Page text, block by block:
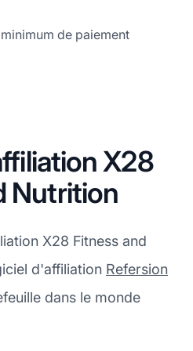
de paiement
X28
Nutrition
X28 Fitness and
d'affiliation Refersion
dans le monde